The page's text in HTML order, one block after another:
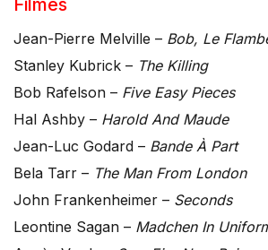
Jean-Pierre Melville – Bob, Le
Stanley Kubrick – The Killing
Bob Rafelson – Five Easy Pieces
Hal Ashby – Harold And Maude
Jean-Luc Godard – Bande À Part
Bela Tarr – The Man From London
John Frankenheimer – Seconds
Leontine Sagan – Madchen In